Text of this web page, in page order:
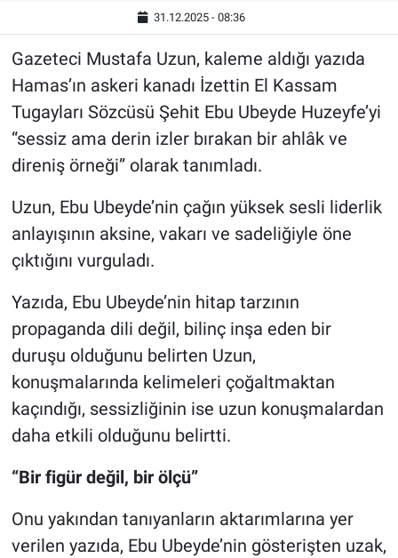
31.12.2025 - 08:36
Gazeteci Mustafa Uzun, kaleme aldığı yazıda
Hamas’ın askeri kanadı İzettin El Kassam
Tugayları Sözcüsü Şehit Ebu Ubeyde Huzeyfe’yi
“sessiz ama derin izler bırakan bir ahlâk ve
direniş örneği” olarak tanımladı.
Uzun, Ebu Ubeyde’nin çağın yüksek sesli liderlik
anlayışının aksine, vakarı ve sadeliğiyle öne
çıktığını vurguladı.
Yazıda, Ebu Ubeyde’nin hitap tarzının
propaganda dili değil, bilinç inşa eden bir
duruşu olduğunu belirten Uzun,
konuşmalarında kelimeleri çoğaltmaktan
kaçındığı, sessizliğinin ise uzun konuşmalardan
daha etkili olduğunu belirtti.
“Bir figür değil, bir ölçü”
Onu yakından tanıyanların aktarımlarına yer
verilen yazıda, Ebu Ubeyde’nin gösterişten uzak,